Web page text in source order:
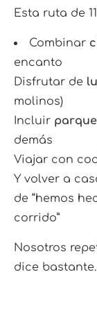
Esta ruta de
Combinar
encanto
Disfrutar de
molinos)
Incluir
demás
Viajar con
Y volver a
de “hemos
corrido”
Nosotros
dice bastante.